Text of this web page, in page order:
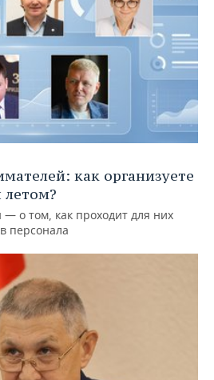
как организуете
летом?
о том, как проходит для них
персонала